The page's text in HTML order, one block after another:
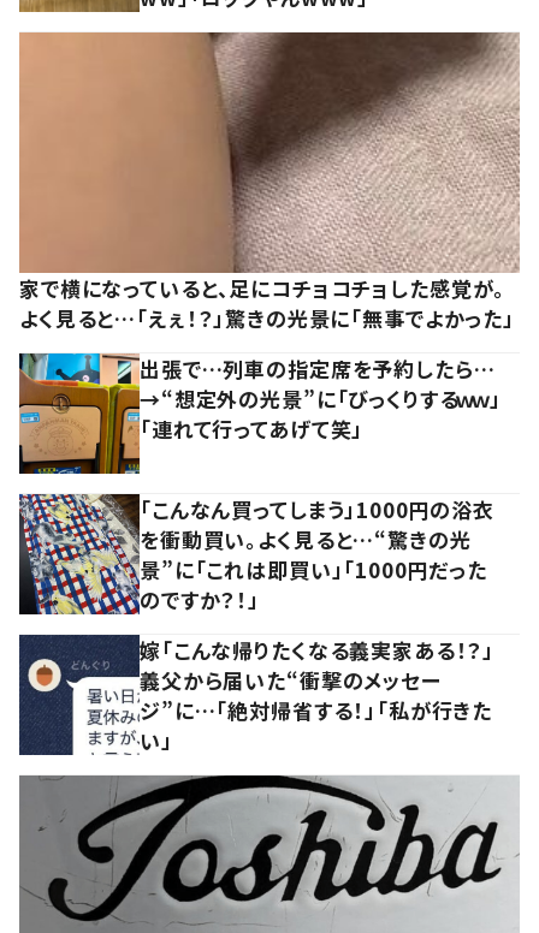
家で横になっていると、足にコチョコチョした感覚が。
よく見ると…「えぇ！？」驚きの光景に「無事でよかった」
出張で…列車の指定席を予約したら…
→“想定外の光景”に「びっくりするｗｗ」
「連れて行ってあげて笑」
「こんなん買ってしまう」1000円の浴衣
を衝動買い。よく見ると…“驚きの光
景”に「これは即買い」「1000円だった
のですか？！」
嫁「こんな帰りたくなる義実家ある！？」
義父から届いた“衝撃のメッセー
ジ”に…「絶対帰省する！」「私が行きた
い」